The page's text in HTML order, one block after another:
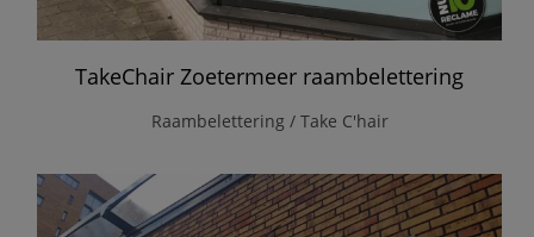
TakeChair Zoetermeer raambelettering
Raambelettering / Take C'hair